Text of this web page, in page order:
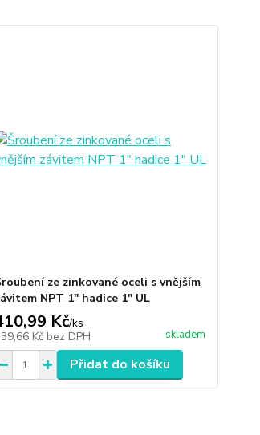
ze zinkované oceli s vnějším
NPT 1" hadice 1" UL
Kč/ks
Kč bez DPH skladem
Přidat do košíku